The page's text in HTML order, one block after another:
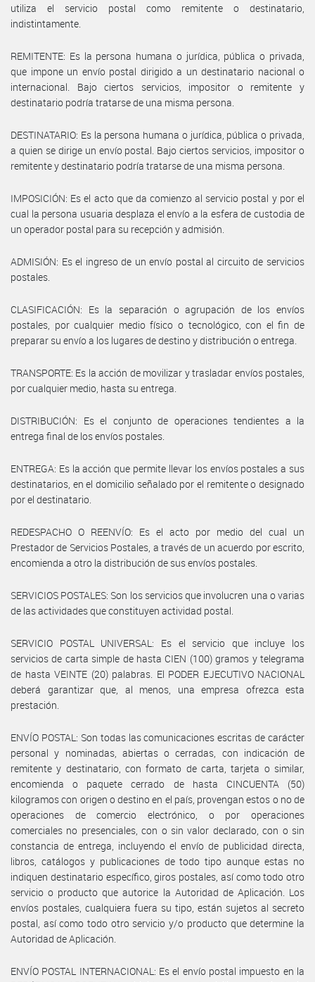
utiliza el servicio postal como remitente o destinatario,
indistintamente.
REMITENTE: Es la persona humana o jurídica, pública o privada,
que impone un envío postal dirigido a un destinatario nacional o
internacional. Bajo ciertos servicios, impositor o remitente y
destinatario podría tratarse de una misma persona.
DESTINATARIO: Es la persona humana o jurídica, pública o privada,
a quien se dirige un envío postal. Bajo ciertos servicios, impositor o
remitente y destinatario podría tratarse de una misma persona.
IMPOSICIÓN: Es el acto que da comienzo al servicio postal y por el
cual la persona usuaria desplaza el envío a la esfera de custodia de
un operador postal para su recepción y admisión.
ADMISIÓN: Es el ingreso de un envío postal al circuito de servicios
postales.
CLASIFICACIÓN: Es la separación o agrupación de los envíos
postales, por cualquier medio físico o tecnológico, con el fin de
preparar su envío a los lugares de destino y distribución o entrega.
TRANSPORTE: Es la acción de movilizar y trasladar envíos postales,
por cualquier medio, hasta su entrega.
DISTRIBUCIÓN: Es el conjunto de operaciones tendientes a la
entrega final de los envíos postales.
ENTREGA: Es la acción que permite llevar los envíos postales a sus
destinatarios, en el domicilio señalado por el remitente o designado
por el destinatario.
REDESPACHO O REENVÍO: Es el acto por medio del cual un
Prestador de Servicios Postales, a través de un acuerdo por escrito,
encomienda a otro la distribución de sus envíos postales.
SERVICIOS POSTALES: Son los servicios que involucren una o varias
de las actividades que constituyen actividad postal.
SERVICIO POSTAL UNIVERSAL: Es el servicio que incluye los
servicios de carta simple de hasta CIEN (100) gramos y telegrama
de hasta VEINTE (20) palabras. El PODER EJECUTIVO NACIONAL
deberá garantizar que, al menos, una empresa ofrezca esta
prestación.
ENVÍO POSTAL: Son todas las comunicaciones escritas de carácter
personal y nominadas, abiertas o cerradas, con indicación de
remitente y destinatario, con formato de carta, tarjeta o similar,
encomienda o paquete cerrado de hasta CINCUENTA (50)
kilogramos con origen o destino en el país, provengan estos o no de
operaciones de comercio electrónico, o por operaciones
comerciales no presenciales, con o sin valor declarado, con o sin
constancia de entrega, incluyendo el envío de publicidad directa,
libros, catálogos y publicaciones de todo tipo aunque estas no
indiquen destinatario específico, giros postales, así como todo otro
servicio o producto que autorice la Autoridad de Aplicación. Los
envíos postales, cualquiera fuera su tipo, están sujetos al secreto
postal, así como todo otro servicio y/o producto que determine la
Autoridad de Aplicación.
ENVÍO POSTAL INTERNACIONAL: Es el envío postal impuesto en la